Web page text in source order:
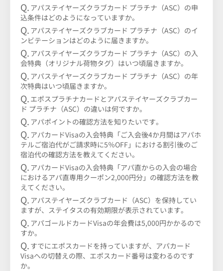
アパステイヤーズクラブカード プラチナ（ASC）の申
込条件はどのようになっていますか。
アパステイヤーズクラブカード プラチナ（ASC）のイ
ンビテーションはどのように届きますか。
アパステイヤーズクラブカード プラチナ（ASC）の入
会特典（オリジナル荷物タグ）はいつ頃届きますか。
アパステイヤーズクラブカード プラチナ（ASC）の年
次特典はいつ頃届きますか。
エポスプラチナカードとアパステイヤーズクラブカー
ド プラチナ（ASC）の違いは何ですか。
アパポイントの確認方法を知りたいです。
アパカードVisaの入会特典「ご入会後4か月間はアパホ
テルご宿泊代がご請求時に5％OFF」における割引後のご
宿泊代の確認方法を教えてください。
アパカードVisaの入会特典「アパ直からの入会の場合
におけるアパ直専用クーポン2,000円分」の確認方法を教
えてください。
アパステイヤーズクラブカード（ASC）を保持してい
ますが、ステイタスの有効期限が表示されています。
アパゴールドカードVisaの年会費は5,000円かかるので
すか。
すでにエポスカードを持っていますが、アパカード
Visaへの切替えの際、エポスカード番号は変わるのです
か。